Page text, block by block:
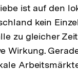
ist auf den
kein
zu gleicher
Wirkung.